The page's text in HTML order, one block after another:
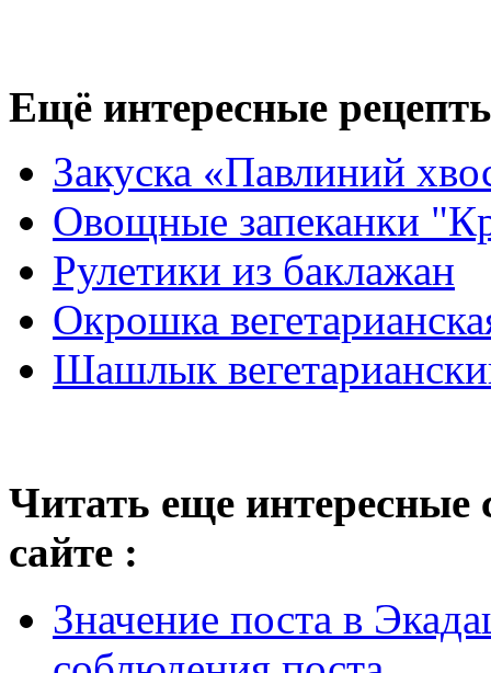
Ещё интересные
Закуска «Павлиний
Овощные запеканки
Рулетики из баклажан
Окрошка
Шашлык
Читать еще
сайте :
Значение поста в